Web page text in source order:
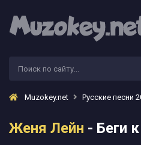
Muzokey.net Русские песни
Женя Лейн - Беги